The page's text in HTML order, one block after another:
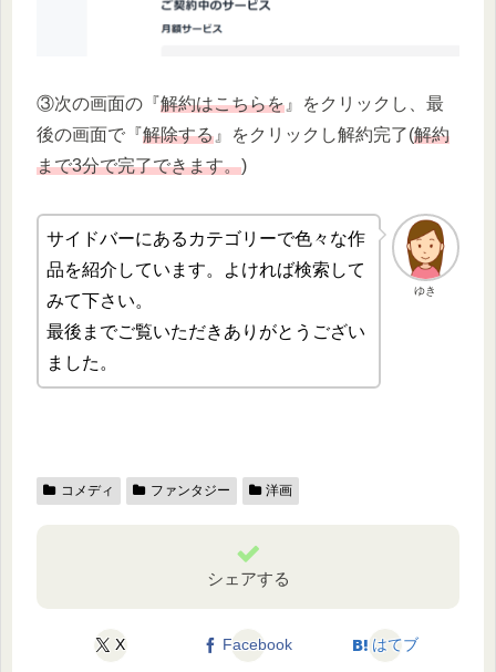
③次の画面の『解約はこちらを 』をクリックし、最
後の画面で『解除する 』をクリックし解約完了(解約
まで3分で完了できます。)
ゆき
サイドバーにあるカテゴリーで色々な作
品を紹介しています。よければ検索して
みて下さい。
最後までご覧いただきありがとうござい
ました。
コメディ ファンタジー 洋画
シェアする
X Facebook はてブ